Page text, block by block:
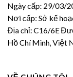
Ngày cấp: 29/03/
Nơi cấp: Sở kế
Địa chỉ: C16/6E
Hồ Chí Minh, Việt